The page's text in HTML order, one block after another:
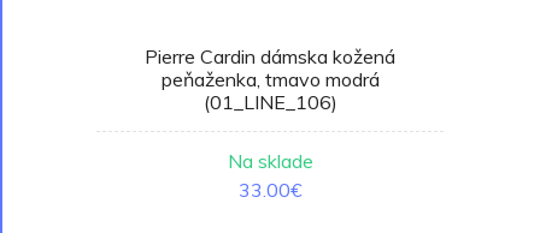
Pierre Cardin dámska kožená
peňaženka, tmavo modrá
(01_LINE_106)
Na sklade
33.00€